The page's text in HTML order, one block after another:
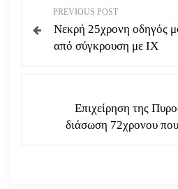
λ
PREVIOUS POST
Νεκρή 25χρονη οδηγός
από σύγκρουση με ΙΧ
Επιχείρηση της
διάσωση 72χρονου